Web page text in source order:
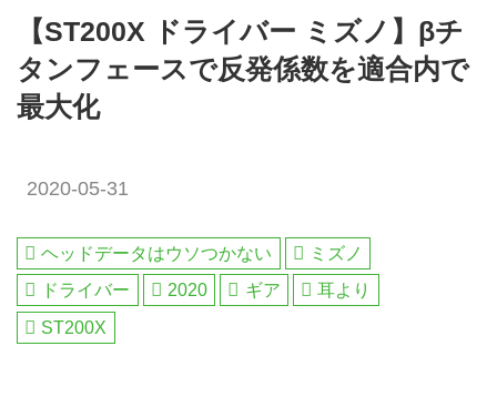
【ST200X ドライバー ミズノ】βチ
タンフェースで反発係数を適合内で
最大化
2020-05-31
ヘッドデータはウソつかない
ミズノ
ドライバー
2020 ギア
耳より
ST200X